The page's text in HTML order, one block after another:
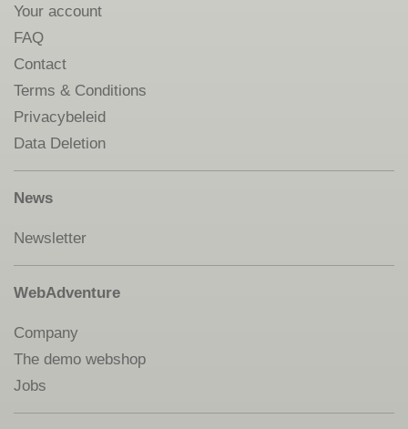
Your account
FAQ
Contact
Terms & Conditions
Privacybeleid
Data Deletion
News
Newsletter
WebAdventure
Company
The demo webshop
Jobs